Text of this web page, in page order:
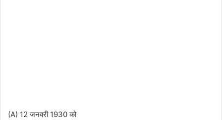
(A) 12 जनवरी 1930 को